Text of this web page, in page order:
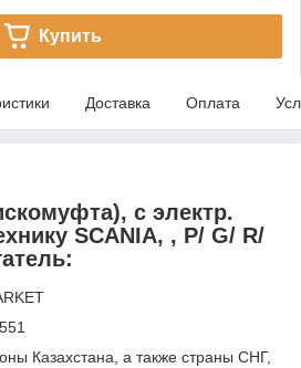
Купить
Доставка Оплата
с электр.
SCANIA, , P/ G/ R/
Казахстана, а также страны СНГ,